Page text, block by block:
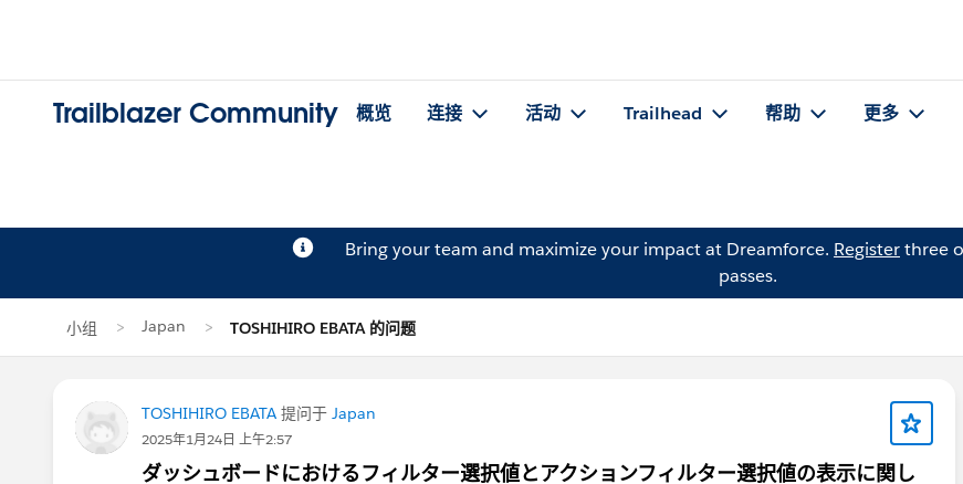
Trailblazer Community 概览 连接 活动 Trailhead 帮助 更多
Bring your team and maximize your impact at Dreamforce. Registerthree
passes.
小组 Japan TOSHIHIRO EBATA 的问题
TOSHIHIRO EBATA 提问于 Japan
2025年1月24日 上午2:57
ダッシュボードにおけるフィルター選択値とアクションフィルター選択値の表示に関し